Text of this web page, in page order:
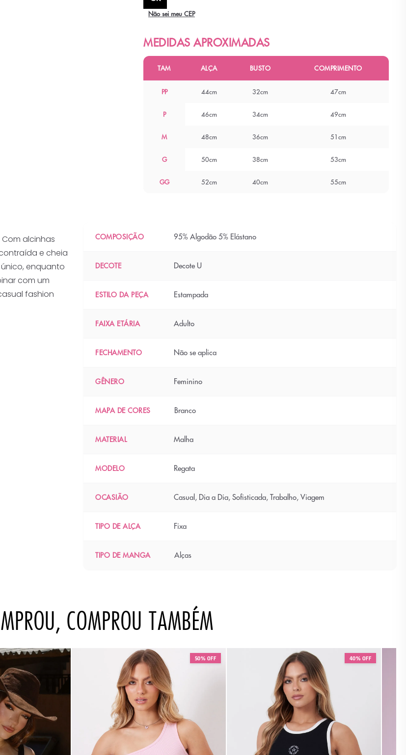
Não sei meu CEP
TAM ALÇA BUSTO COMPRIMENTO
PP 44cm 32cm 47cm
P 46cm 34cm 49cm
M 48cm 36cm 51cm
G 50cm 38cm 53cm
GG 52cm 40cm 55cm
Com alcinhas
e cheia
enquanto
com um
fashion
COMPOSIÇÃO 95% Algodão 5% Elástano
DECOTE Decote U
ESTILO DA PEÇA Estampada
FAIXA ETÁRIA Adulto
FECHAMENTO Não se aplica
GÊNERO Feminino
MAPA DE CORES Branco
MATERIAL Malha
MODELO Regata
OCASIÃO Casual, Dia a Dia, Sofisticada, Trabalho, Viagem
TIPO DE ALÇA Fixa
TIPO DE MANGA Alças
COMPROU TAMBÉM
50% OFF 40% OFF